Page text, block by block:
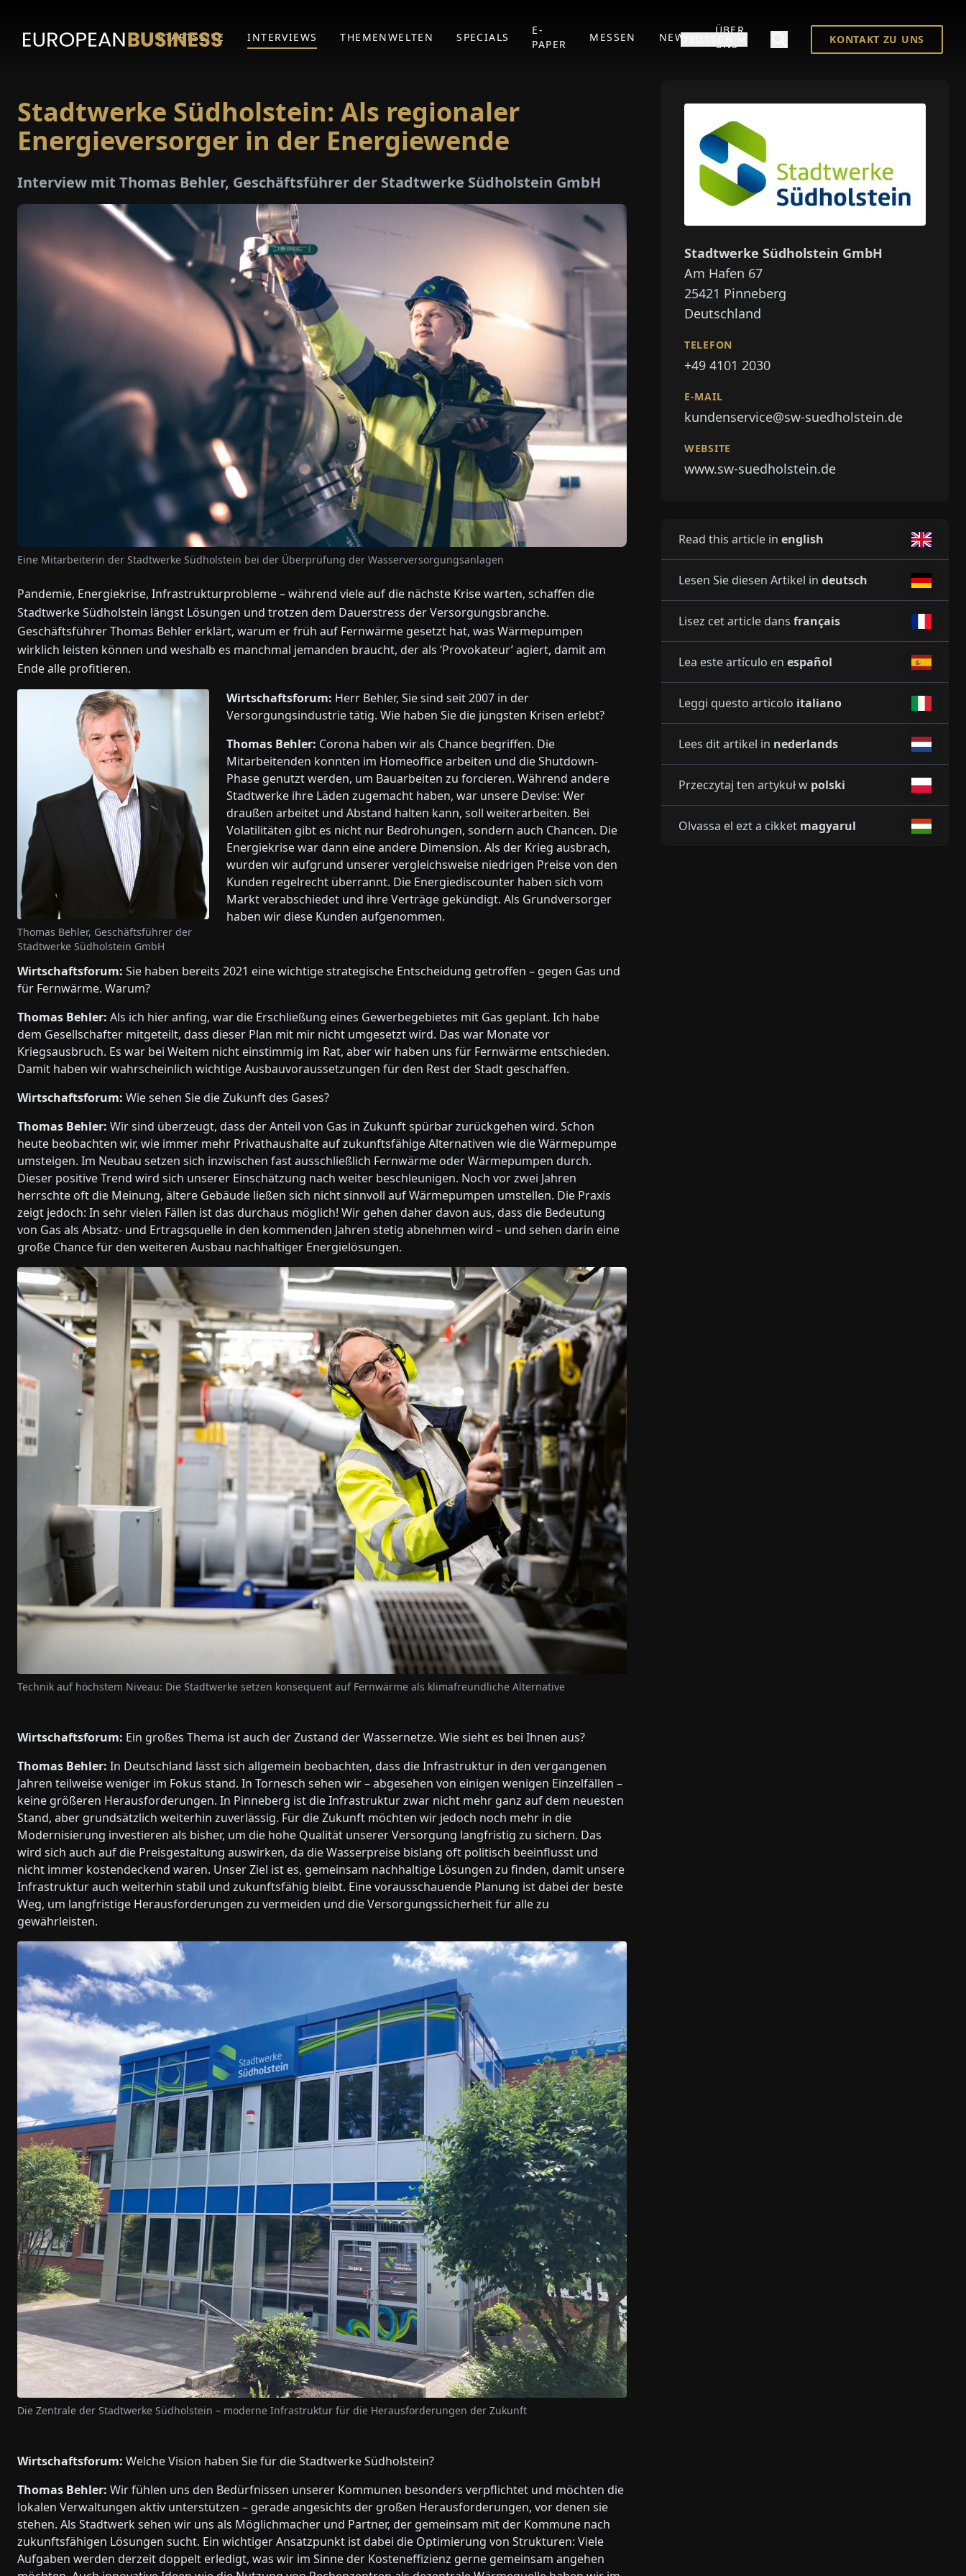
STARTSEITE INTERVIEWS THEMENWELTEN SPECIALS
E-
PAPER
MESSEN NEWS
ÜBER
UNS
KONTAKT ZU UNS
Stadtwerke Südholstein: Als regionaler
Energieversorger in der Energiewende
Interview mit Thomas Behler, Geschäftsführer der Stadtwerke Südholstein GmbH
Eine Mitarbeiterin der Stadtwerke Südholstein bei der Überprüfung der Wasserversorgungsanlagen
Pandemie, Energiekrise, Infrastrukturprobleme – während viele auf die nächste Krise warten, schaffen die
Stadtwerke Südholstein längst Lösungen und trotzen dem Dauerstress der Versorgungsbranche.
Geschäftsführer Thomas Behler erklärt, warum er früh auf Fernwärme gesetzt hat, was Wärmepumpen
wirklich leisten können und weshalb es manchmal jemanden braucht, der als ‘Provokateur’ agiert, damit am
Ende alle profitieren.
Wirtschaftsforum: Herr Behler, Sie sind seit 2007 in der
Versorgungsindustrie tätig. Wie haben Sie die jüngsten Krisen erlebt?
Thomas Behler: Corona haben wir als Chance begriffen. Die
Mitarbeitenden konnten im Homeoffice arbeiten und die Shutdown-
Phase genutzt werden, um Bauarbeiten zu forcieren. Während andere
Stadtwerke ihre Läden zugemacht haben, war unsere Devise: Wer
draußen arbeitet und Abstand halten kann, soll weiterarbeiten. Bei
Volatilitäten gibt es nicht nur Bedrohungen, sondern auch Chancen. Die
Energiekrise war dann eine andere Dimension. Als der Krieg ausbrach,
wurden wir aufgrund unserer vergleichsweise niedrigen Preise von den
Kunden regelrecht überrannt. Die Energiediscounter haben sich vom
Markt verabschiedet und ihre Verträge gekündigt. Als Grundversorger
haben wir diese Kunden aufgenommen.
Thomas Behler, Geschäftsführer der
Stadtwerke Südholstein GmbH
Wirtschaftsforum: Sie haben bereits 2021 eine wichtige strategische Entscheidung getroffen – gegen Gas und
für Fernwärme. Warum?
Thomas Behler: Als ich hier anfing, war die Erschließung eines Gewerbegebietes mit Gas geplant. Ich habe
dem Gesellschafter mitgeteilt, dass dieser Plan mit mir nicht umgesetzt wird. Das war Monate vor
Kriegsausbruch. Es war bei Weitem nicht einstimmig im Rat, aber wir haben uns für Fernwärme entschieden.
Damit haben wir wahrscheinlich wichtige Ausbauvoraussetzungen für den Rest der Stadt geschaffen.
Wirtschaftsforum: Wie sehen Sie die Zukunft des Gases?
Thomas Behler: Wir sind überzeugt, dass der Anteil von Gas in Zukunft spürbar zurückgehen wird. Schon
heute beobachten wir, wie immer mehr Privathaushalte auf zukunftsfähige Alternativen wie die Wärmepumpe
umsteigen. Im Neubau setzen sich inzwischen fast ausschließlich Fernwärme oder Wärmepumpen durch.
Dieser positive Trend wird sich unserer Einschätzung nach weiter beschleunigen. Noch vor zwei Jahren
herrschte oft die Meinung, ältere Gebäude ließen sich nicht sinnvoll auf Wärmepumpen umstellen. Die Praxis
zeigt jedoch: In sehr vielen Fällen ist das durchaus möglich! Wir gehen daher davon aus, dass die Bedeutung
von Gas als Absatz- und Ertragsquelle in den kommenden Jahren stetig abnehmen wird – und sehen darin eine
große Chance für den weiteren Ausbau nachhaltiger Energielösungen.
Technik auf höchstem Niveau: Die Stadtwerke setzen konsequent auf Fernwärme als klimafreundliche Alternative
Wirtschaftsforum: Ein großes Thema ist auch der Zustand der Wassernetze. Wie sieht es bei Ihnen aus?
Thomas Behler: In Deutschland lässt sich allgemein beobachten, dass die Infrastruktur in den vergangenen
Jahren teilweise weniger im Fokus stand. In Tornesch sehen wir – abgesehen von einigen wenigen Einzelfällen –
keine größeren Herausforderungen. In Pinneberg ist die Infrastruktur zwar nicht mehr ganz auf dem neuesten
Stand, aber grundsätzlich weiterhin zuverlässig. Für die Zukunft möchten wir jedoch noch mehr in die
Modernisierung investieren als bisher, um die hohe Qualität unserer Versorgung langfristig zu sichern. Das
wird sich auch auf die Preisgestaltung auswirken, da die Wasserpreise bislang oft politisch beeinflusst und
nicht immer kostendeckend waren. Unser Ziel ist es, gemeinsam nachhaltige Lösungen zu finden, damit unsere
Infrastruktur auch weiterhin stabil und zukunftsfähig bleibt. Eine vorausschauende Planung ist dabei der beste
Weg, um langfristige Herausforderungen zu vermeiden und die Versorgungssicherheit für alle zu
gewährleisten.
Die Zentrale der Stadtwerke Südholstein – moderne Infrastruktur für die Herausforderungen der Zukunft
Wirtschaftsforum: Welche Vision haben Sie für die Stadtwerke Südholstein?
Thomas Behler: Wir fühlen uns den Bedürfnissen unserer Kommunen besonders verpflichtet und möchten die
lokalen Verwaltungen aktiv unterstützen – gerade angesichts der großen Herausforderungen, vor denen sie
stehen. Als Stadtwerk sehen wir uns als Möglichmacher und Partner, der gemeinsam mit der Kommune nach
zukunftsfähigen Lösungen sucht. Ein wichtiger Ansatzpunkt ist dabei die Optimierung von Strukturen: Viele
Aufgaben werden derzeit doppelt erledigt, was wir im Sinne der Kosteneffizienz gerne gemeinsam angehen
Stadtwerke Südholstein GmbH
Am Hafen 67
25421 Pinneberg
Deutschland
TELEFON
+49 4101 2030
E-MAIL
kundenservice@sw-suedholstein.de
WEBSITE
www.sw-suedholstein.de
Read this article in english
Lesen Sie diesen Artikel in deutsch
Lisez cet article dans français
Lea este artículo en español
Leggi questo articolo italiano
Lees dit artikel in nederlands
Przeczytaj ten artykuł w polski
Olvassa el ezt a cikket magyarul